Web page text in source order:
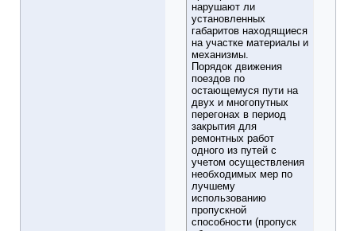
нарушают ли
установленных
габаритов находящиеся
на участке материалы и
механизмы.
Порядок движения
поездов по
остающемуся пути на
двух и многопутных
перегонах в период
закрытия для
ремонтных работ
одного из путей с
учетом осуществления
необходимых мер по
лучшему
использованию
пропускной
способности (пропуск